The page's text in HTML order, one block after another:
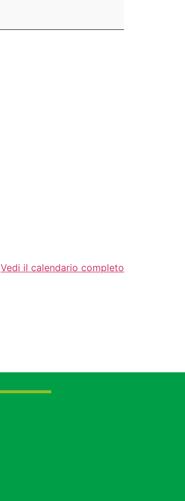
Vedi il calendario completo